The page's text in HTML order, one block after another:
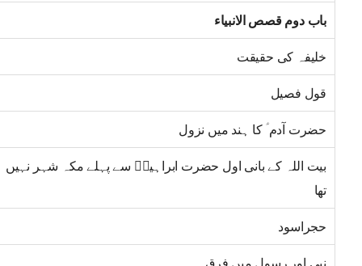
باب دوم قصص الانبیاء
خلیفہ کی حقیقت
قول فصیل
حضرت آدم ؑ کا ہند میں نزول
بیت اللہ کے بانی اول حضرت ابراہیمؑ سے پہلے مکہ شہر نہیں
تھا
حجراسود